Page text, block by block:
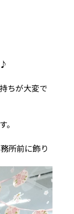
ちが大変で
所前に飾り